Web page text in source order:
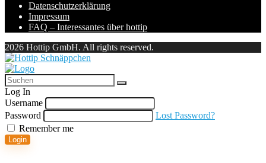
Datenschutzerklärung
Impressum
FAQ – Interessantes über hottip
2026 Hottip GmbH. All rights reserved.
Log In
Username
Password
Lost Password?
Remember me
Login